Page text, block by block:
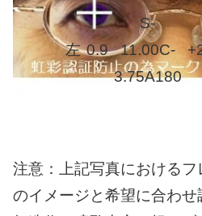
左 0.9
S-
11.00C-
3.75A180
注意：上記写真におけるフ
のイメージと希望に合わせ